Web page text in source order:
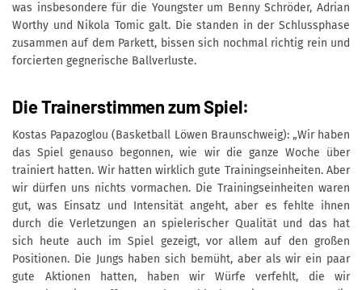
was insbesondere für die Youngster um Benny Schröder, Adrian
Worthy und Nikola Tomic galt. Die standen in der Schlussphase
zusammen auf dem Parkett, bissen sich nochmal richtig rein und
forcierten gegnerische Ballverluste.
Die Trainerstimmen zum Spiel:
Kostas Papazoglou (Basketball Löwen Braunschweig): „Wir haben
das Spiel genauso begonnen, wie wir die ganze Woche über
trainiert hatten. Wir hatten wirklich gute Trainingseinheiten. Aber
wir dürfen uns nichts vormachen. Die Trainingseinheiten waren
gut, was Einsatz und Intensität angeht, aber es fehlte ihnen
durch die Verletzungen an spielerischer Qualität und das hat
sich heute auch im Spiel gezeigt, vor allem auf den großen
Positionen. Die Jungs haben sich bemüht, aber als wir ein paar
gute Aktionen hatten, haben wir Würfe verfehlt, die wir